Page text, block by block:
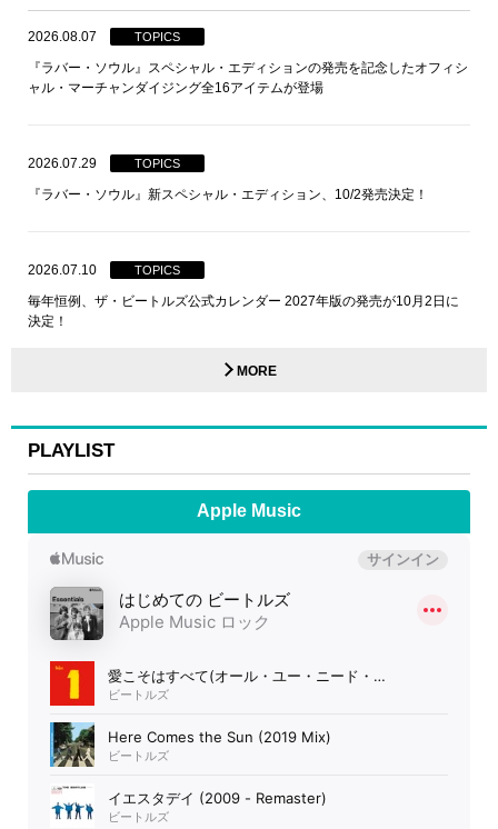
2026.08.07 TOPICS
『ラバー・ソウル』スペシャル・エディションの発売を記念したオフィシ
ャル・マーチャンダイジング全16アイテムが登場
2026.07.29 TOPICS
『ラバー・ソウル』新スペシャル・エディション、10/2発売決定！
2026.07.10 TOPICS
毎年恒例、ザ・ビートルズ公式カレンダー 2027年版の発売が10月2日に
決定！
MORE
PLAYLIST
Apple Music